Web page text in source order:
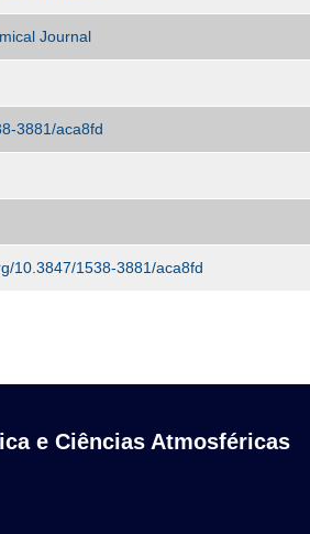
Journal
3881/aca8fd
10.3847/1538-3881/aca8fd
e Ciências Atmosféricas